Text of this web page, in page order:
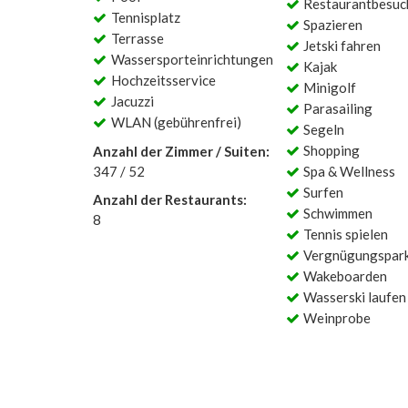
Tennisplatz
Terrasse
Wassersporteinrichtungen
Hochzeitsservice
Jacuzzi
WLAN (gebührenfrei)
Anzahl der Zimmer / Suiten:
347 / 52
Anzahl der Restaurants:
8
Spazieren
Jetski fahren
Kajak
Minigolf
Parasailing
Segeln
Shopping
Spa & Wellness
Surfen
Schwimmen
Tennis spielen
Wakeboarden
Wasserski laufen
Weinprobe